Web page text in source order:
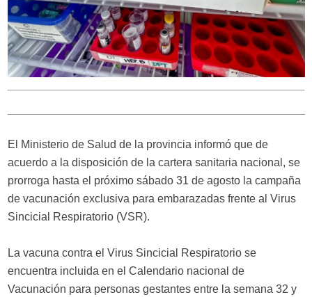
El Ministerio de Salud de la provincia informó que de
acuerdo a la disposición de la cartera sanitaria nacional, se
prorroga hasta el próximo sábado 31 de agosto la campaña
de vacunación exclusiva para embarazadas frente al Virus
Sincicial Respiratorio (VSR).
La vacuna contra el Virus Sincicial Respiratorio se
encuentra incluida en el Calendario nacional de
Vacunación para personas gestantes entre la semana 32 y